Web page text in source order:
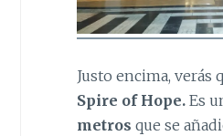
Justo encima, verás
Spire of Hope.Es
metros que se